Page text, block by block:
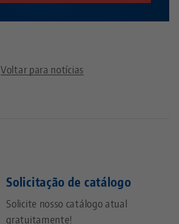
Voltar para notícias
Solicitação de catálogo
Solicite nosso catálogo atual
gratuitamente!